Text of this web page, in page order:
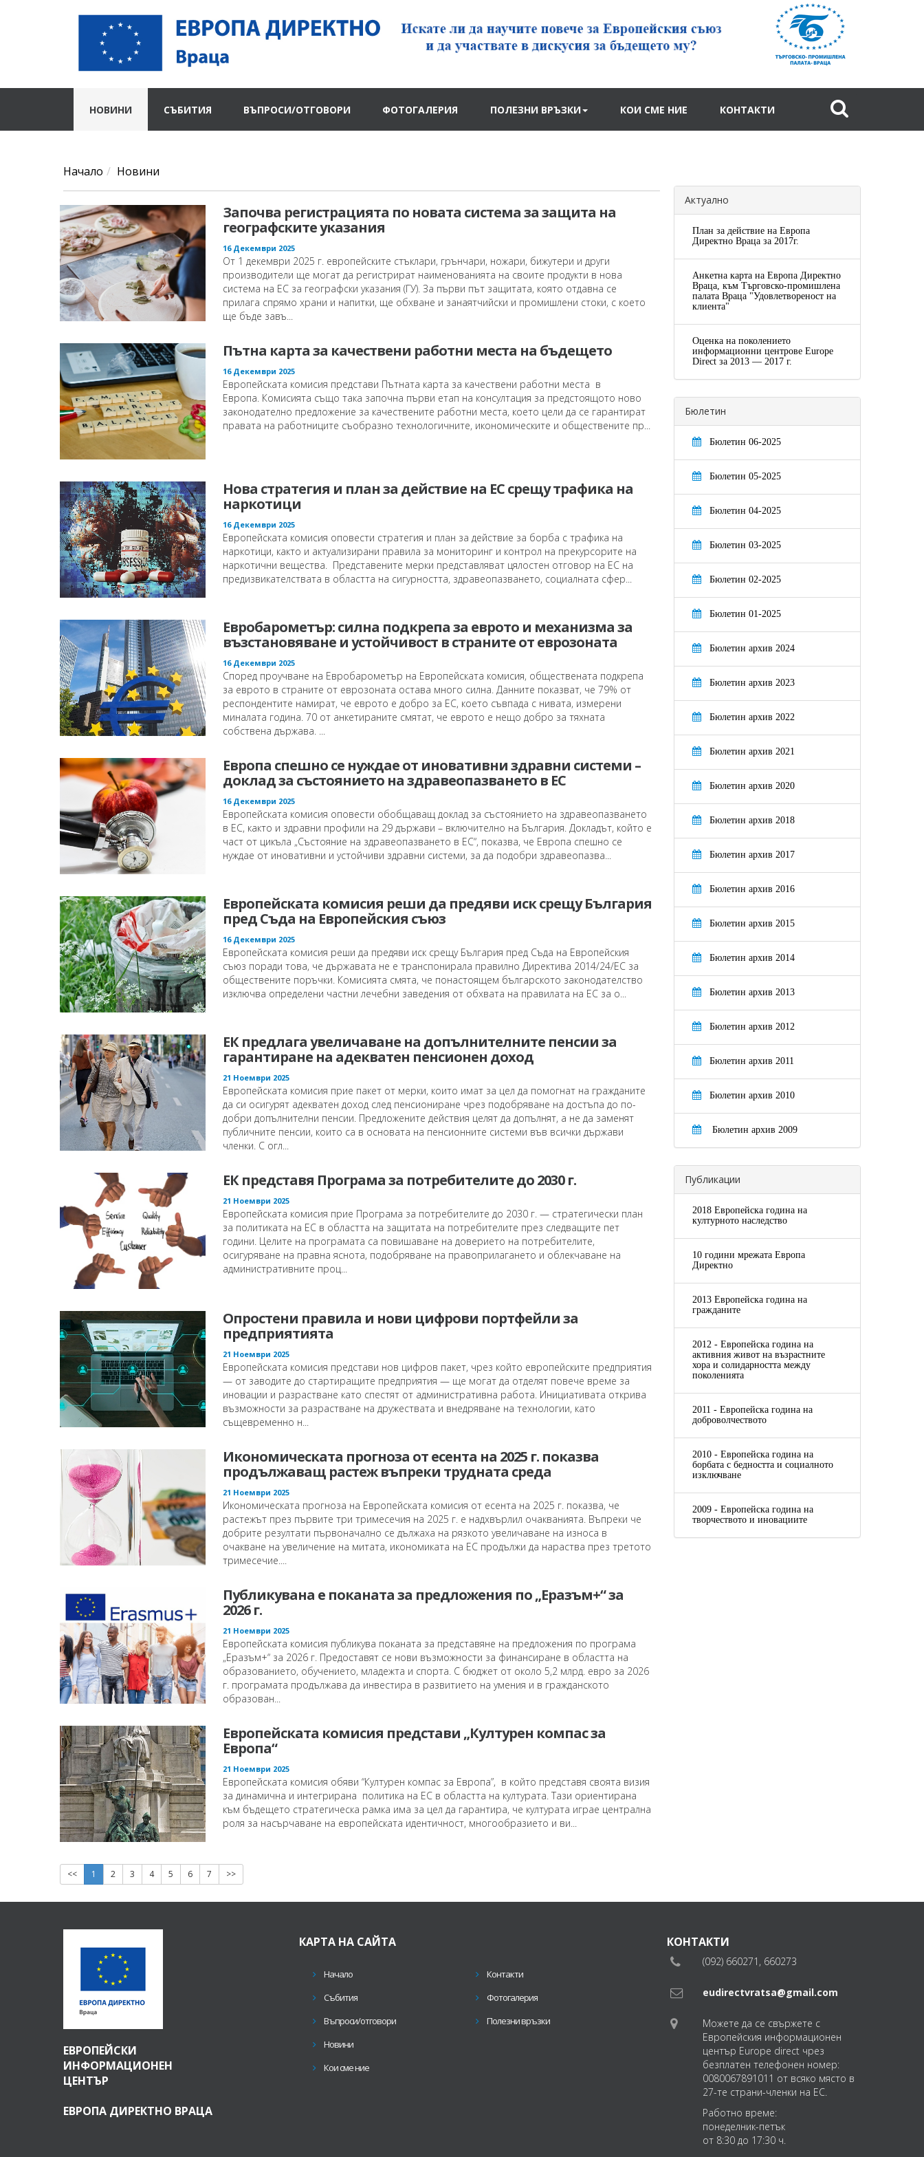
НОВИНИ СЪБИТИЯ ВЪПРОСИ/ОТГОВОРИ ФОТОГАЛЕРИЯ ПОЛЕЗНИ ВРЪЗКИ КОИ СМЕ НИЕ КОНТАКТИ
Начало Новини
Започва регистрацията по новата система за защита на
географските указания
16 Декември 2025
От 1 декември 2025 г. европейските стъклари, грънчари, ножари, бижутери и други
производители ще могат да регистрират наименованията на своите продукти в нова
система на ЕС за географски указания (ГУ). За първи път защитата, която отдавна се
прилага спрямо храни и напитки, ще обхване и занаятчийски и промишлени стоки, с което
ще бъде завъ...
Пътна карта за качествени работни места на бъдещето
16 Декември 2025
Европейската комисия представи Пътната карта за качествени работни места в
Европа. Комисията също така започна първи етап на консултация за предстоящото ново
законодателно предложение за качествените работни места, което цели да се гарантират
правата на работниците съобразно технологичните, икономическите и обществените пр...
Нова стратегия и план за действие на ЕС срещу трафика на
наркотици
16 Декември 2025
Европейската комисия оповести стратегия и план за действие за борба с трафика на
наркотици, както и актуализирани правила за мониторинг и контрол на прекурсорите на
наркотични вещества. Представените мерки представляват цялостен отговор на ЕС на
предизвикателствата в областта на сигурността, здравеопазването, социалната сфер...
Евробарометър: силна подкрепа за еврото и механизма за
възстановяване и устойчивост в страните от еврозоната
16 Декември 2025
Според проучване на Евробарометър на Европейската комисия, обществената подкрепа
за еврото в страните от еврозоната остава много силна. Данните показват, че 79% от
респондентите намират, че еврото е добро за ЕС, което съвпада с нивата, измерени
миналата година. 70 от анкетираните смятат, че еврото е нещо добро за тяхната
собствена държава. ...
Европа спешно се нуждае от иновативни здравни системи –
доклад за състоянието на здравеопазването в ЕС
16 Декември 2025
Европейската комисия оповести обобщаващ доклад за състоянието на здравеопазването
в ЕС, както и здравни профили на 29 държави – включително на България. Докладът, който е
част от цикъла „Състояние на здравеопазването в ЕС“, показва, че Европа спешно се
нуждае от иновативни и устойчиви здравни системи, за да подобри здравеопазва...
Европейската комисия реши да предяви иск срещу България
пред Съда на Европейския съюз
16 Декември 2025
Европейската комисия реши да предяви иск срещу България пред Съда на Европейския
съюз поради това, че държавата не е транспонирала правилно Директива 2014/24/ЕС за
обществените поръчки. Комисията смята, че понастоящем българското законодателство
изключва определени частни лечебни заведения от обхвата на правилата на ЕС за о...
ЕК предлага увеличаване на допълнителните пенсии за
гарантиране на адекватен пенсионен доход
21 Ноември 2025
Европейската комисия прие пакет от мерки, които имат за цел да помогнат на гражданите
да си осигурят адекватен доход след пенсиониране чрез подобряване на достъпа до по-
добри допълнителни пенсии. Предложените действия целят да допълнят, а не да заменят
публичните пенсии, които са в основата на пенсионните системи във всички държави
членки. С огл...
ЕК представя Програма за потребителите до 2030 г.
21 Ноември 2025
Европейската комисия прие Програма за потребителите до 2030 г. — стратегически план
за политиката на ЕС в областта на защитата на потребителите през следващите пет
години. Целите на програмата са повишаване на доверието на потребителите,
осигуряване на правна яснота, подобряване на правоприлагането и облекчаване на
административните проц...
Опростени правила и нови цифрови портфейли за
предприятията
21 Ноември 2025
Европейската комисия представи нов цифров пакет, чрез който европейските предприятия
— от заводите до стартиращите предприятия — ще могат да отделят повече време за
иновации и разрастване като спестят от административна работа. Инициативата открива
възможности за разрастване на дружествата и внедряване на технологии, като
същевременно н...
Икономическата прогноза от есента на 2025 г. показва
продължаващ растеж въпреки трудната среда
21 Ноември 2025
Икономическата прогноза на Европейската комисия от есента на 2025 г. показва, че
растежът през първите три тримесечия на 2025 г. е надхвърлил очакванията. Въпреки че
добрите резултати първоначално се дължаха на рязкото увеличаване на износа в
очакване на увеличение на митата, икономиката на ЕС продължи да нараства през третото
тримесечие....
Публикувана е поканата за предложения по „Еразъм+“ за
2026 г.
21 Ноември 2025
Европейската комисия публикува поканата за представяне на предложения по програма
„Еразъм+“ за 2026 г. Предоставят се нови възможности за финансиране в областта на
образованието, обучението, младежта и спорта. С бюджет от около 5,2 млрд. евро за 2026
г. програмата продължава да инвестира в развитието на умения и в гражданското
образован...
Европейската комисия представи „Културен компас за
Европа“
21 Ноември 2025
Европейската комисия обяви “Културен компас за Европа”, в който представя своята визия
за динамична и интегрирана политика на ЕС в областта на културата. Тази ориентирана
към бъдещето стратегическа рамка има за цел да гарантира, че културата играе централна
роля за насърчаване на европейската идентичност, многообразието и ви...
<< 1 2 3 4 5 6 7 >>
Актуално
План за действие на Европа
Директно Враца за 2017г.
Анкетна карта на Европа Директно
Враца, към Търговско-промишлена
палата Враца "Удовлетвореност на
клиента"
Оценка на поколението
информационни центрове Europe
Direct за 2013 — 2017 г.
Бюлетин
Бюлетин 06-2025
Бюлетин 05-2025
Бюлетин 04-2025
Бюлетин 03-2025
Бюлетин 02-2025
Бюлетин 01-2025
Бюлетин архив 2024
Бюлетин архив 2023
Бюлетин архив 2022
Бюлетин архив 2021
Бюлетин архив 2020
Бюлетин архив 2018
Бюлетин архив 2017
Бюлетин архив 2016
Бюлетин архив 2015
Бюлетин архив 2014
Бюлетин архив 2013
Бюлетин архив 2012
Бюлетин архив 2011
Бюлетин архив 2010
Бюлетин архив 2009
Публикации
2018 Европейска година на
културното наследство
10 години мрежата Европа
Директно
2013 Европейска година на
гражданите
2012 - Европейска година на
активния живот на възрастните
хора и солидарността между
поколенията
2011 - Европейска година на
доброволчеството
2010 - Европейска година на
борбата с бедността и социалното
изключване
2009 - Европейска година на
творчеството и иновациите
ЕВРОПЕЙСКИ
ИНФОРМАЦИОНЕН
ЦЕНТЪР
ЕВРОПА ДИРЕКТНО ВРАЦА
КАРТА НА САЙТА
Начало
Събития
Въпроси/отговори
Новини
Кои сме ние
Контакти
Фотогалерия
Полезни връзки
КОНТАКТИ
(092) 660271, 660273
eudirectvratsa@gmail.com
Можете да се свържете с
Европейския информационен
център Europe direct чрез
безплатен телефонен номер:
0080067891011 от всяко място в
27-те страни-членки на ЕС.
Работно време:
понеделник-петък
от 8:30 до 17:30 ч.